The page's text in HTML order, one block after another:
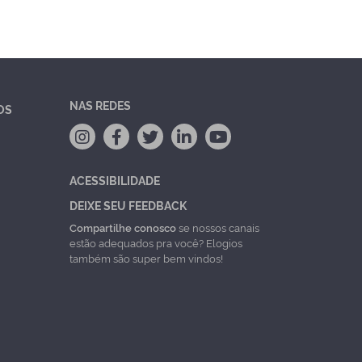
NAS REDES
ACESSIBILIDADE
DEIXE SEU FEEDBACK
Compartilhe conoscose nossos canais
estão adequados pra você? Elogios
também são super bem vindos!